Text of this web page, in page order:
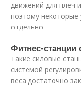
движений для плеч
поэтому некоторые
отдельно.
Фитнес-
Такие силовые
системой
веса достаточно